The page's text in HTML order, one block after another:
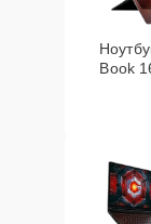
Book